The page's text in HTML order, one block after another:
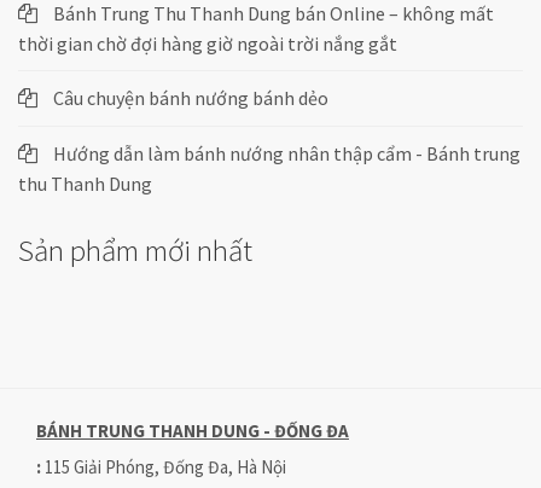
Bánh Trung Thu Thanh Dung bán Online – không mất
thời gian chờ đợi hàng giờ ngoài trời nắng gắt
Câu chuyện bánh nướng bánh dẻo
Hướng dẫn làm bánh nướng nhân thập cẩm - Bánh trung
thu Thanh Dung
Sản phẩm mới nhất
BÁNH TRUNG THANH DUNG - ĐỐNG ĐA
: 115 Giải Phóng, Đống Đa, Hà Nội